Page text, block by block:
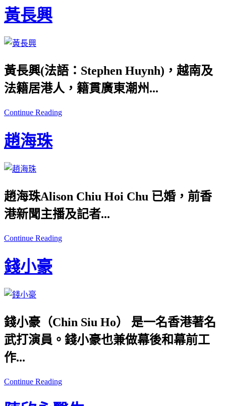
黃長興
黃長興(法語： Stephen Huynh) ，越南及
法籍居港人，籍貫廣東潮州...
Continue Reading
趙海珠
趙海珠Alison Chiu Hoi Chu 已婚，前香
港新聞主播及記者...
Continue Reading
錢小豪
錢小豪（Chin Siu Ho） 是一名香港著名
武打演員。錢小豪也兼做幕後和幕前工
作...
Continue Reading